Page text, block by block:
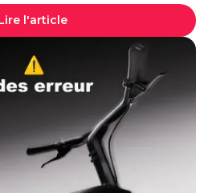
l'article